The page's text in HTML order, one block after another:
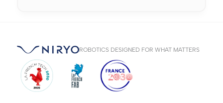
ROBOTICS DESIGNED FOR WHAT MATTERS